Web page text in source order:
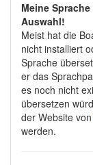
Meine
Auswahl!
Meist hat die
nicht installiert
Sprache
er das
es noch nicht
übersetzen
der Website von
werden.